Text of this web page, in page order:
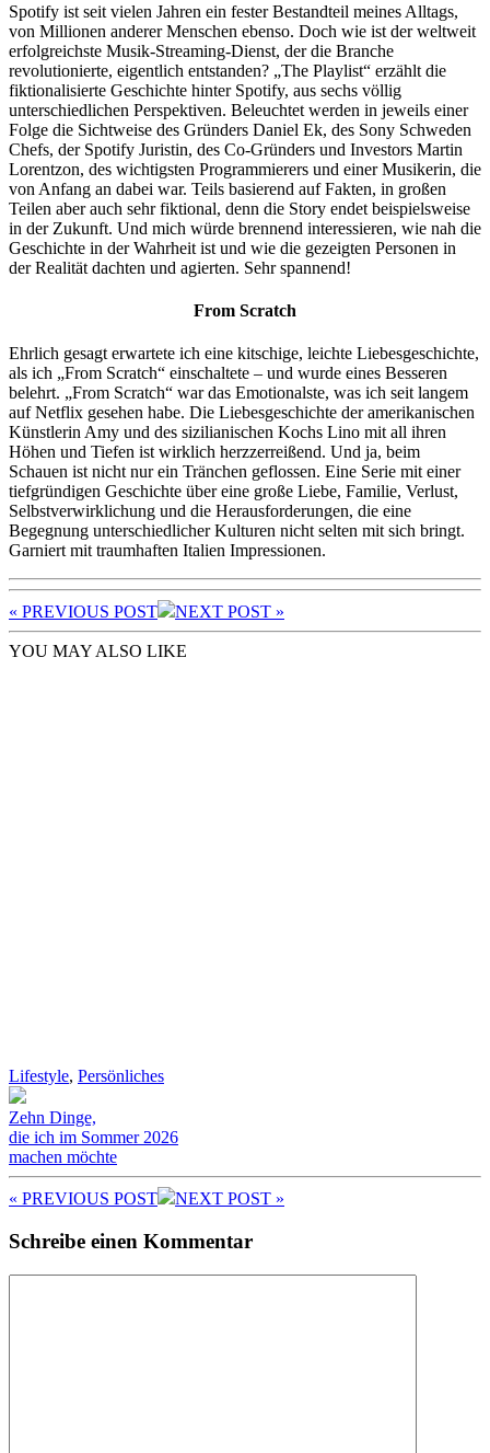
Spotify ist seit vielen Jahren ein fester Bestandteil meines Alltags,
von Millionen anderer Menschen ebenso. Doch wie ist der weltweit
erfolgreichste Musik-Streaming-Dienst, der die Branche
revolutionierte, eigentlich entstanden? „The Playlist“ erzählt die
fiktionalisierte Geschichte hinter Spotify, aus sechs völlig
unterschiedlichen Perspektiven. Beleuchtet werden in jeweils einer
Folge die Sichtweise des Gründers Daniel Ek, des Sony Schweden
Chefs, der Spotify Juristin, des Co-Gründers und Investors Martin
Lorentzon, des wichtigsten Programmierers und einer Musikerin, die
von Anfang an dabei war. Teils basierend auf Fakten, in großen
Teilen aber auch sehr fiktional, denn die Story endet beispielsweise
in der Zukunft. Und mich würde brennend interessieren, wie nah die
Geschichte in der Wahrheit ist und wie die gezeigten Personen in
der Realität dachten und agierten. Sehr spannend!
From Scratch
Ehrlich gesagt erwartete ich eine kitschige, leichte Liebesgeschichte,
als ich „From Scratch“ einschaltete – und wurde eines Besseren
belehrt. „From Scratch“ war das Emotionalste, was ich seit langem
auf Netflix gesehen habe. Die Liebesgeschichte der amerikanischen
Künstlerin Amy und des sizilianischen Kochs Lino mit all ihren
Höhen und Tiefen ist wirklich herzzerreißend. Und ja, beim
Schauen ist nicht nur ein Tränchen geflossen. Eine Serie mit einer
tiefgründigen Geschichte über eine große Liebe, Familie, Verlust,
Selbstverwirklichung und die Herausforderungen, die eine
Begegnung unterschiedlicher Kulturen nicht selten mit sich bringt.
Garniert mit traumhaften Italien Impressionen.
« PREVIOUS POST NEXT POST »
YOU MAY ALSO LIKE
Lifestyle, Persönliches
Zehn Dinge,
die ich im Sommer 2026
machen möchte
« PREVIOUS POST NEXT POST »
Schreibe einen Kommentar